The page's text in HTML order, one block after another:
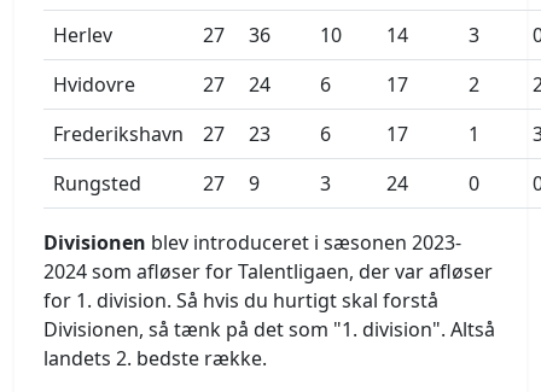
Herlev
27 36 10 14 3
Hvidovre
27 24 6 17 2
Frederikshavn
27 23 6 17 1
Rungsted
27 9 3 24 0
Divisionen blev introduceret i sæsonen 2023-
2024 som afløser for Talentligaen, der var afløser
for 1. division. Så hvis du hurtigt skal forstå
Divisionen, så tænk på det som "1. division". Altså
landets 2. bedste række.